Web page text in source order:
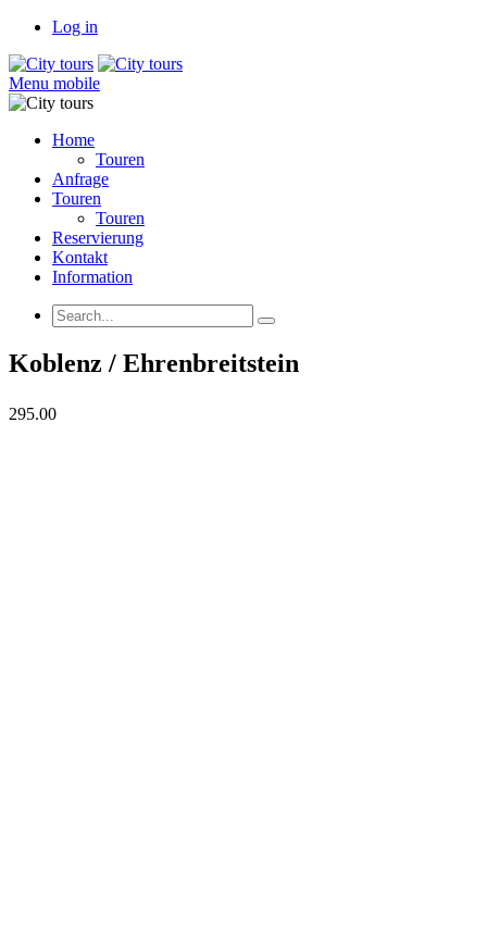
Log in
Menu mobile
Home
Touren
Anfrage
Touren
Touren
Reservierung
Kontakt
Information
Koblenz / Ehrenbreitstein
295.00